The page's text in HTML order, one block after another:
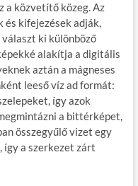
a közvetítő közeg. Az
kifejezések adják,
ki különböző
alakítja a digitális
aztán a mágneses
leeső víz ad formát:
így azok
a bittérképet,
összegyűlő vizet egy
így a szerkezet zárt